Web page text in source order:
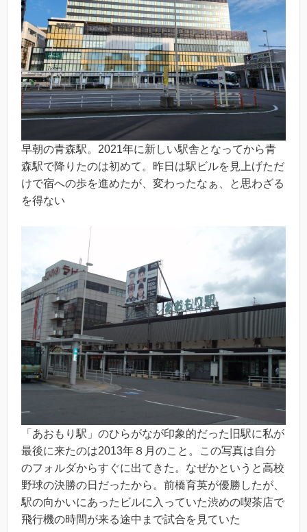
早朝の青森駅。2021年に新しい駅舎となってから青
森駅で降りたのは初めて。昨日は駅ビルを見上げただ
けで宿への歩を進めたが、変わったなぁ、と思わざる
を得ない
「あおもり駅」のひらがなが印象的だった旧駅に私が
最後に来たのは2013年８月のこと。この写真は自分
のフォルダからすぐに出てきた。なぜかというと高校
野球の決勝の日だったから。前橋育英が優勝したが、
駅の向かいにあったビルに入っていた渋めの喫茶店で
飛行機の時間が来る途中まで試合を見ていた